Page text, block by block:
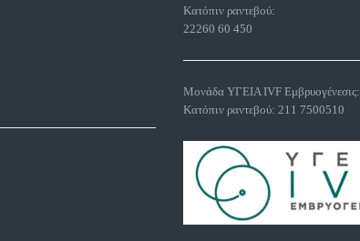
Κατόπιν ραντεβού:
22260 60 450
Μονάδα ΥΓΕΙΑ IVF Εμβρυογένεσις:
Κατόπιν ραντεβού: 211 7500510